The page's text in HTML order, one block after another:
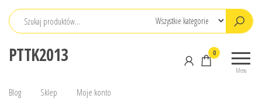
Przejdź
PTTK2013
Menu
0
Blog Sklep Moje konto